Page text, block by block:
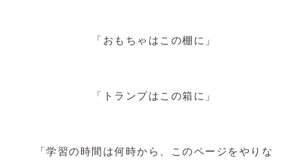
「おもちゃはこの棚に」
「トランプはこの箱に」
「学習の時間は何時から、このページをやりな